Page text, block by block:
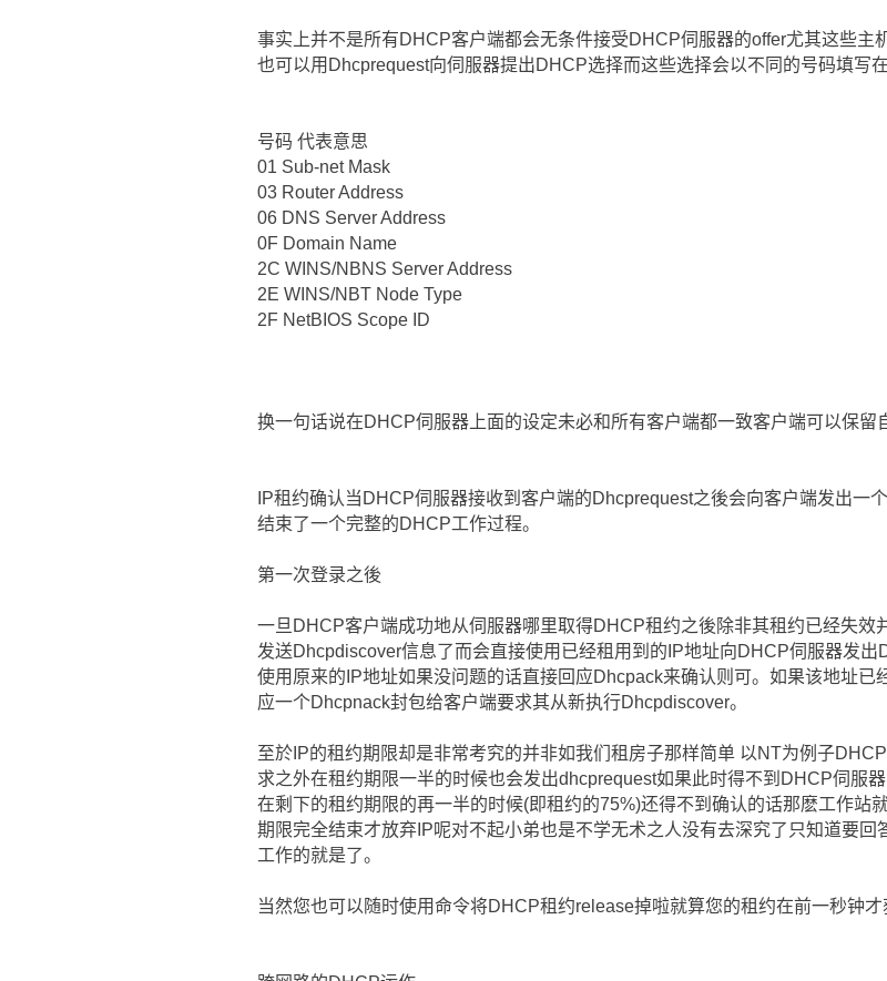
事实上并不是所有DHCP客户端都会无条件接受DHCP伺服器的offer尤其这些主
也可以用Dhcprequest向伺服器提出DHCP选择而这些选择会以不同的号码填写
号码 代表意思
01 Sub-net Mask
03 Router Address
06 DNS Server Address
0F Domain Name
2C WINS/NBNS Server Address
2E WINS/NBT Node Type
2F NetBIOS Scope ID
换一句话说在DHCP伺服器上面的设定未必和所有客户端都一致客户端可以保留
IP租约确认当DHCP伺服器接收到客户端的Dhcprequest之後会向客户端发出一
结束了一个完整的DHCP工作过程。
第一次登录之後
一旦DHCP客户端成功地从伺服器哪里取得DHCP租约之後除非其租约已经失效
发送Dhcpdiscover信息了而会直接使用已经租用到的IP地址向DHCP伺服器发
使用原来的IP地址如果没问题的话直接回应Dhcpack来确认则可。如果该地址已
应一个Dhcpnack封包给客户端要求其从新执行Dhcpdiscover。
至於IP的租约期限却是非常考究的并非如我们租房子那样简单 以NT为例子
求之外在租约期限一半的时候也会发出dhcprequest如果此时得不到DHCP伺服
在剩下的租约期限的再一半的时候(即租约的75%)还得不到确认的话那麽工作站
期限完全结束才放弃IP呢对不起小弟也是不学无术之人没有去深究了只知道要
工作的就是了。
当然您也可以随时使用命令将DHCP租约release掉啦就算您的租约在前一秒钟才